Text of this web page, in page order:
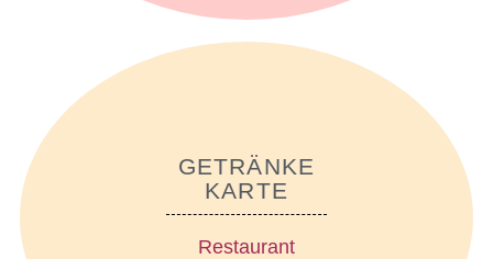
GETRÄNKE
KARTE
Restaurant